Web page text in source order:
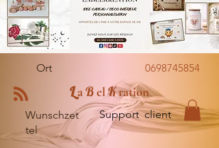
Ort 0698745854
LaBelKration
Wunschzet
tel
Support client